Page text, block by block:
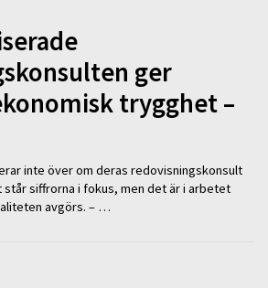
ger
trygghet –
inte över om deras redovisningskonsult
siffrorna i fokus, men det är i arbetet
avgörs. – …